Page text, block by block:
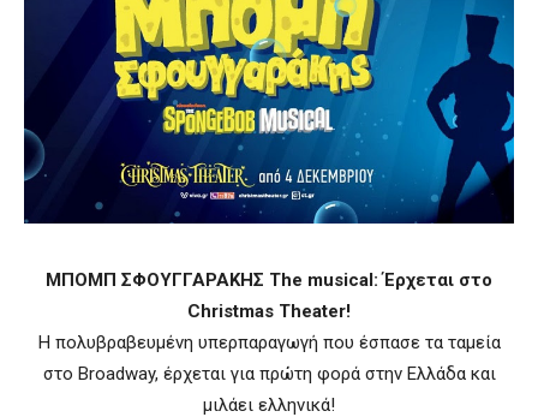
ΜΠΟΜΠ ΣΦΟΥΓΓΑΡΑΚΗΣ The musical: Έρχεται στο
Christmas Theater!
Η πολυβραβευμένη υπερπαραγωγή που έσπασε τα ταμεία
στο Broadway, έρχεται για πρώτη φορά στην Ελλάδα και
μιλάει ελληνικά!